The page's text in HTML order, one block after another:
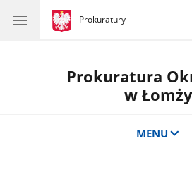
gov.pl
Prokuratury
gov.pl
Prokuratury
Prokuratura
w Łomży
MENU